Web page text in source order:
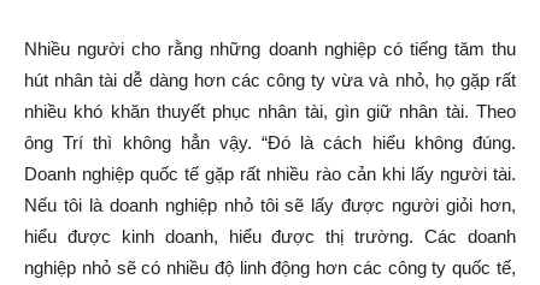
Nhiều người cho rằng những doanh nghiệp có tiếng tăm thu
hút nhân tài dễ dàng hơn các công ty vừa và nhỏ, họ gặp rất
nhiều khó khăn thuyết phục nhân tài, gìn giữ nhân tài. Theo
ông Trí thì không hẳn vậy. “Đó là cách hiểu không đúng.
Doanh nghiệp quốc tế gặp rất nhiều rào cản khi lấy người tài.
Nếu tôi là doanh nghiệp nhỏ tôi sẽ lấy được người giỏi hơn,
hiểu được kinh doanh, hiểu được thị trường. Các doanh
nghiệp nhỏ sẽ có nhiều độ linh động hơn các công ty quốc tế,